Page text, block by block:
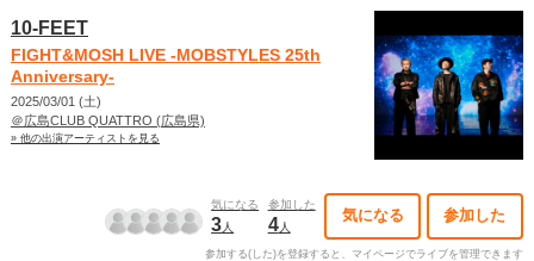
10-FEET
FIGHT&MOSH LIVE -MOBSTYLES 25th
Anniversary-
2025/03/01 (土)
＠広島CLUB QUATTRO (広島県)
» 他の出演アーティストを見る
気になる
3人
参加した
4人
気になる 参加した
参加する(した)を登録すると、マイページでライブを管理できます